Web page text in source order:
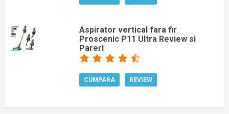
Aspirator vertical fara fir
Proscenic P11 Ultra Review si
Pareri
CUMPARA REVIEW